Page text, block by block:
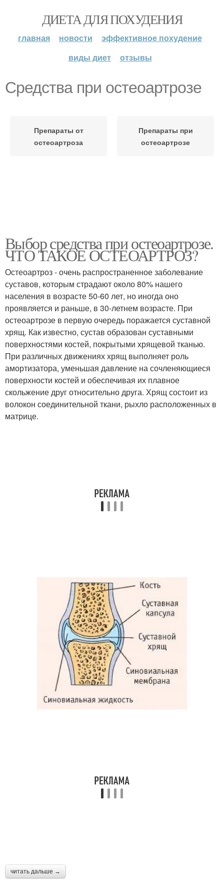
ДИЕТА ДЛЯ ПОХУДЕНИЯ
главная новости
эффективное похудение
виды диет
отзывы
Средства при остеоартрозе
Препараты от
остеоартроза
Препараты при
остеоартрозе
Выбор средства при остеоартрозе.
ЧТО ТАКОЕ ОСТЕОАРТРОЗ?
Остеоартроз - очень распространенное заболевание
суставов, которым страдают около 80% нашего
населения в возрасте 50-60 лет, но иногда оно
проявляется и раньше, в 30-летнем возрасте. При
остеоартрозе в первую очередь поражается суставной
хрящ. Как известно, сустав образован суставными
поверхностями костей, покрытыми хрящевой тканью.
При различных движениях хрящ выполняет роль
амортизатора, уменьшая давление на сочленяющиеся
поверхности костей и обеспечивая их плавное
скольжение друг относительно друга. Хрящ состоит из
волокон соединительной ткани, рыхло расположенных в
матрице.
читать дальше →